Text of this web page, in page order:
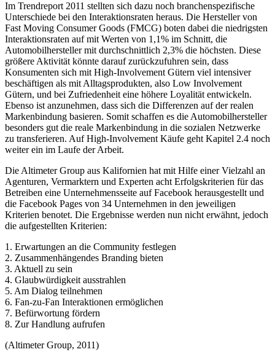
Im Trendreport 2011 stellten sich dazu noch branchenspezifische
Unterschiede bei den Interaktionsraten heraus. Die Hersteller von
Fast Moving Consumer Goods (FMCG) boten dabei die niedrigsten
Interaktionsraten auf mit Werten von 1,1% im Schnitt, die
Automobilhersteller mit durchschnittlich 2,3% die höchsten. Diese
größere Aktivität könnte darauf zurückzufuhren sein, dass
Konsumenten sich mit High-Involvement Gütern viel intensiver
beschäftigen als mit Alltagsprodukten, also Low Involvement
Gütern, und bei Zufriedenheit eine höhere Loyalität entwickeln.
Ebenso ist anzunehmen, dass sich die Differenzen auf der realen
Markenbindung basieren. Somit schaffen es die Automobilhersteller
besonders gut die reale Markenbindung in die sozialen Netzwerke
zu transferieren. Auf High-Involvement Käufe geht Kapitel 2.4 noch
weiter ein im Laufe der Arbeit.
Die Altimeter Group aus Kalifornien hat mit Hilfe einer Vielzahl an
Agenturen, Vermarktern und Experten acht Erfolgskriterien für das
Betreiben eine Unternehmensseite auf Facebook herausgestellt und
die Facebook Pages von 34 Unternehmen in den jeweiligen
Kriterien benotet. Die Ergebnisse werden nun nicht erwähnt, jedoch
die aufgestellten Kriterien:
1. Erwartungen an die Community festlegen
2. Zusammenhängendes Branding bieten
3. Aktuell zu sein
4. Glaubwürdigkeit ausstrahlen
5. Am Dialog teilnehmen
6. Fan-zu-Fan Interaktionen ermöglichen
7. Befürwortung fördern
8. Zur Handlung aufrufen
(Altimeter Group, 2011)